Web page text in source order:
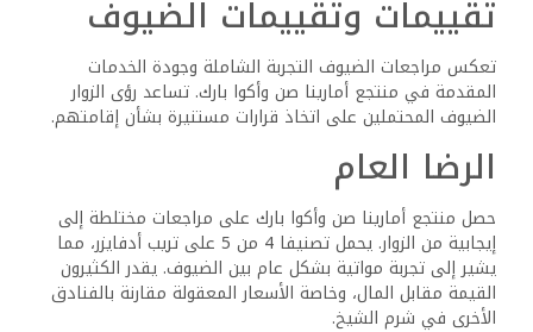
العديد من الضيوف وجدوا المنتجع نظيفا وصيانته جيدا، لاحظ
البعض وجود هفوات عرضية، لا سيما في المناطق ذات الكثافة
المرورية العالية. تشير هذه التعليقات إلى أنه في حين أن
موظفي التنظيف منتبهون، إلا أن هناك مجالا للتحسين لضمان
معايير متسقة في جميع أنحاء مكان الإقامة.
الأسئلة الشائعة
يقدم منتجع أمارينا صن وأكوا بارك مجموعة متنوعة من وسائل
الراحة والخدمات للضيوف، إلى جانب أسعار الغرف الجذابة وخيارات
تناول الطعام. توفر الأنشطة والمنتجعات القريبة سياقا إضافيا
للزوار المحتملين.